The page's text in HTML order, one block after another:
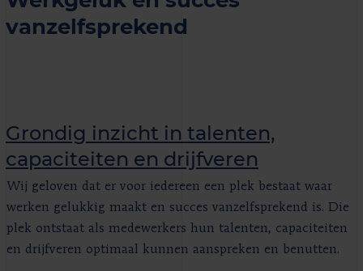
vanzelfsprekend
Grondig inzicht in talenten,
capaciteiten en drijfveren
Wij geloven dat er voor iedereen een plek bestaat waar
werken gelukkig maakt en succes vanzelfsprekend is. Die
plek ontstaat als medewerkers hun talenten, capaciteiten
en drijfveren optimaal kunnen aanspreken en benutten.